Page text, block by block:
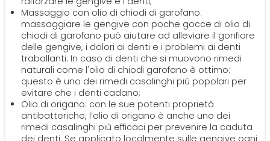
Massaggio con olio di chiodi di garofano:
massaggiare le gengive con poche gocce di olio di
chiodi di garofano può aiutare ad alleviare il gonfiore
delle gengive, i dolori ai denti e i problemi ai denti
traballanti. In caso di denti che si muovono rimedi
naturali come l'olio di chiodi garofano è ottimo:
questo è uno dei rimedi casalinghi più popolari per
evitare che i denti cadano;
Olio di origano: con le sue potenti proprietà
antibatteriche, l’olio di origano è anche uno dei
rimedi casalinghi più efficaci per prevenire la caduta